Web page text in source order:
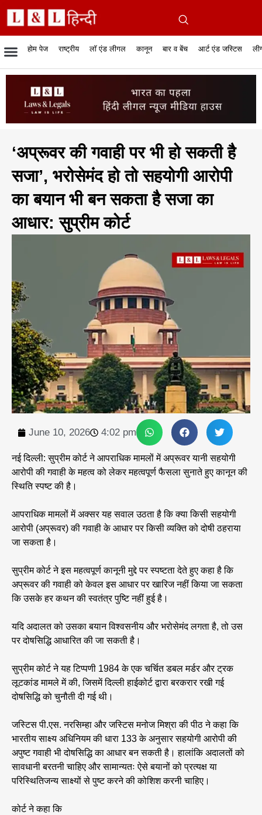
होम पेज राष्ट्रीय
रिपोर्टेबल जजमेंट सुप्रीम कोर्ट हाईकोर्ट
लॉ एंड लीगल
रिसर्च एनालाईसिस एंड लॉ केस स्टेटस
कानून
व्यापार में कानून फिल्में और कानून
बार व बेंच
बार एसोसिएशन बार
आर्ट एंड जस्टिस
जस्टिस एंड जस्टिस
‘अप्रूवर की गवाही पर भी हो सकती है
सजा’, भरोसेमंद हो तो सहयोगी आरोपी
का बयान भी बन सकता है सजा का
आधार: सुप्रीम कोर्ट
June 10, 2026 4:02 pm
नई दिल्ली: सुप्रीम कोर्ट ने आपराधिक मामलों में अप्रूवर यानी सहयोगी
आरोपी की गवाही के महत्व को लेकर महत्वपूर्ण फैसला सुनाते हुए कानून की
स्थिति स्पष्ट की है।
आपराधिक मामलों में अक्सर यह सवाल उठता है कि क्या किसी सहयोगी
आरोपी (अप्रूवर) की गवाही के आधार पर किसी व्यक्ति को दोषी ठहराया
जा सकता है।
सुप्रीम कोर्ट ने इस महत्वपूर्ण कानूनी मुद्दे पर स्पष्टता देते हुए कहा है कि
अप्रूवर की गवाही को केवल इस आधार पर खारिज नहीं किया जा सकता
कि उसके हर कथन की स्वतंत्र पुष्टि नहीं हुई है।
यदि अदालत को उसका बयान विश्वसनीय और भरोसेमंद लगता है, तो उस
पर दोषसिद्धि आधारित की जा सकती है।
सुप्रीम कोर्ट ने यह टिप्पणी 1984 के एक चर्चित डबल मर्डर और ट्रक
लूटकांड मामले में की, जिसमें दिल्ली हाईकोर्ट द्वारा बरकरार रखी गई
दोषसिद्धि को चुनौती दी गई थी।
जस्टिस पी.एस. नरसिम्हा और जस्टिस मनोज मिश्रा की पीठ ने कहा कि
भारतीय साक्ष्य अधिनियम की धारा 133 के अनुसार सहयोगी आरोपी की
अपुष्ट गवाही भी दोषसिद्धि का आधार बन सकती है। हालांकि अदालतों को
सावधानी बरतनी चाहिए और सामान्यतः ऐसे बयानों को प्रत्यक्ष या
परिस्थितिजन्य साक्ष्यों से पुष्ट करने की कोशिश करनी चाहिए।
कोर्ट ने कहा कि